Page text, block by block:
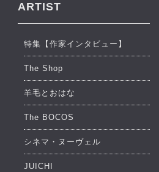
ARTIST
特集【作家インタビュー】
The Shop
羊毛とおはな
The BOCOS
シネマ・ヌーヴェル
JUICHI